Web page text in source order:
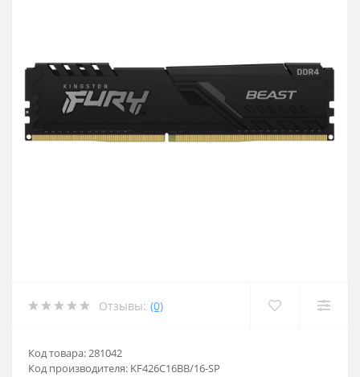
Отзывы: (0)
Код товара: 281042
Код производителя: KF426C16BB/16-SP